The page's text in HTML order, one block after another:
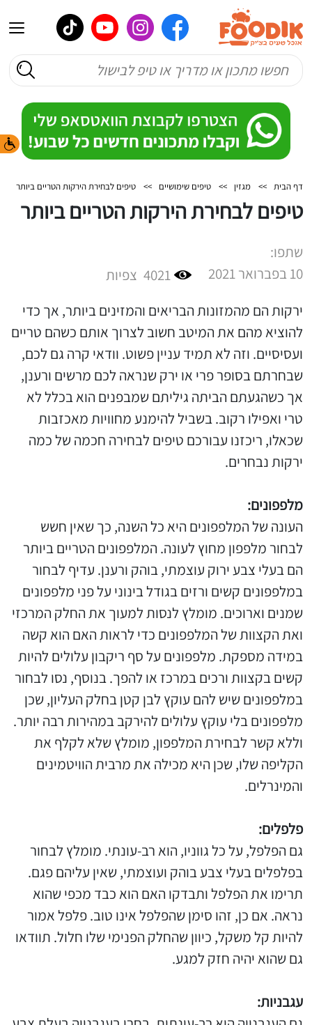
דף הבית >> מגזין >> טיפים שימושיים >> טיפים לבחירת הירקות הטריים ביותר
טיפים לבחירת הירקות הטריים ביותר
שתפו:
10 בפברואר 2021
4021 צפיות
ירקות הם מהמזונות הבריאים והמזינים ביותר, אך כדי
להוציא מהם את המיטב חשוב לצרוך אותם כשהם טריים
ועסיסיים. וזה לא תמיד עניין פשוט. וודאי קרה גם לכם,
שבחרתם בסופר פרי או ירק שנראה לכם מרשים ורענן,
אך כשהגעתם הביתה גיליתם שמבפנים הוא בכלל לא
טרי ואפילו רקוב. בשביל להימנע מחוויות מאכזבות
שכאלו, ריכזנו עבורכם טיפים לבחירה חכמה של כמה
ירקות נבחרים.
מלפפונים:
העונה של המלפפונים היא כל השנה, כך שאין חשש
לבחור מלפפון מחוץ לעונה. המלפפונים הטריים ביותר
הם בעלי צבע ירוק עוצמתי, בוהק ורענן. עדיף לבחור
במלפפונים קשים ורזים בגודל בינוני על פני מלפפונים
שמנים וארוכים. מומלץ לנסות למעוך את החלק המרכזי
ואת הקצוות של המלפפונים כדי לראות האם הוא קשה
במידה מספקת. מלפפונים על סף ריקבון עלולים להיות
קשים בקצוות ורכים במרכז או להפך. בנוסף, נסו לבחור
במלפפונים שיש להם עוקץ לבן קטן בחלק העליון, שכן
מלפפונים בלי עוקץ עלולים להירקב במהירות רבה יותר.
וללא קשר לבחירת המלפפון, מומלץ שלא לקלף את
הקליפה שלו, שכן היא מכילה את מרבית הוויטמינים
והמינרלים.
פלפלים:
גם הפלפל, על כל גווניו, הוא רב-עונתי. מומלץ לבחור
בפלפלים בעלי צבע בוהק ועוצמתי, שאין עליהם פגם.
תרימו את הפלפל ותבדקו האם הוא כבד מכפי שהוא
נראה. אם כן, זהו סימן שהפלפל אינו טוב. פלפל אמור
להיות קל משקל, כיוון שהחלק הפנימי שלו חלול. תוודאו
גם שהוא יהיה חזק למגע.
עגבניות: